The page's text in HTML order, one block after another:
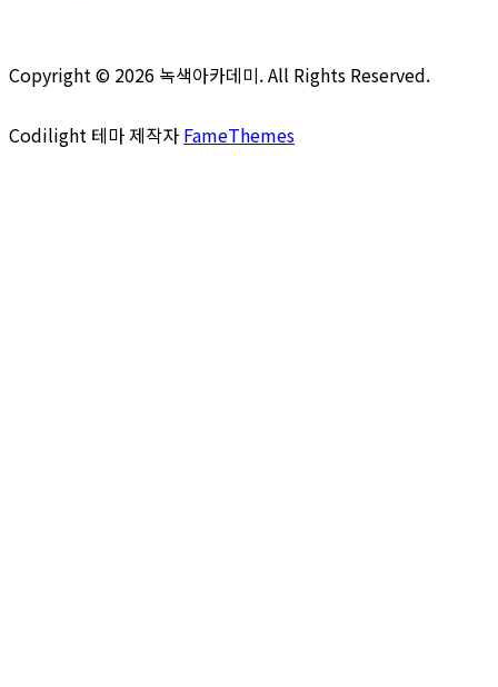
Copyright © 2026 녹색아카데미. All Rights Reserved.
Codilight 테마 제작자 FameThemes